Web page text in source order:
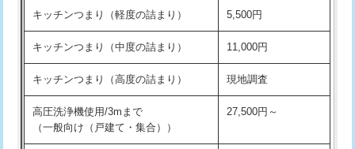
排水管工事（排水管工事/3ｍまで） 55,000円
排水管工事（追加 排水管工事/3ｍ超
+11,000円
マス交換（土の掘削・埋め戻し作業）
マス交換（深さ50㎝未満）
式・ワンホール）)
交換・取付(排水栓・排水トラップ
22,000円+材料費
持込商品取付（単水栓）
キッチンつまり（軽度の詰まり） 5,500円
キッチンつまり（中度の詰まり） 11,000円
キッチンつまり（高度の詰まり） 現地調査
高圧洗浄機使用/3mまで
（一般向け（戸建て・集合））
27,500円～